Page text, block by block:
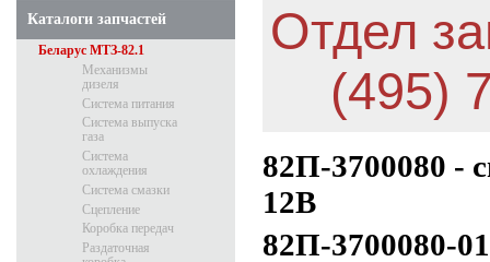
Отдел
(495)
82П-3700080 -
12В
82П-3700080-
Каталоги запчастей
Беларус МТЗ-82.1
Механизмы
дизеля
Система питания
Система выпуска
газа
Система
охлаждения
Система смазки
Сцепление
Коробка передач
Раздаточная